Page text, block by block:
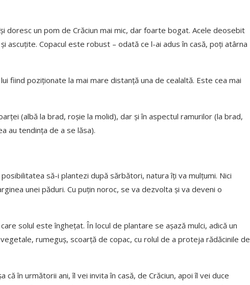
doresc un pom de Crăciun mai mic, dar foarte bogat. Acele deosebit
Copacul este robust – odată ce l-ai adus în casă, poţi atârna
fiind poziționate la mai mare distanță una de cealaltă. Este cea mai
(albă la brad, roşie la molid), dar și în aspectul ramurilor (la brad,
au tendința de a se lăsa).
să-i plantezi după sărbători, natura îți va mulțumi. Nici
unei păduri. Cu puțin noroc, se va dezvolta și va deveni o
solul este înghețat. În locul de plantare se așază mulci, adică un
rumeguș, scoarță de copac, cu rolul de a proteja rădăcinile de
în următorii ani, îl vei invita în casă, de Crăciun, apoi îl vei duce